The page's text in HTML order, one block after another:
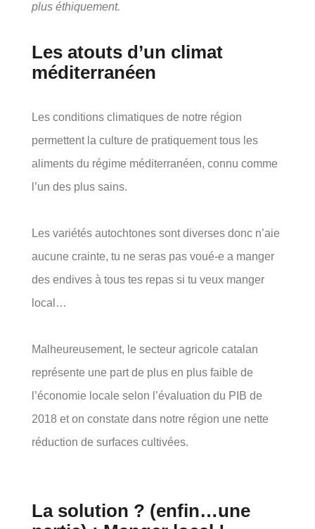
plus éthiquement.
Les atouts d’un climat
méditerranéen
Les conditions climatiques de notre région
permettent la culture de pratiquement tous les
aliments du régime méditerranéen, connu comme
l’un des plus sains.
Les variétés autochtones sont diverses donc n’aie
aucune crainte, tu ne seras pas voué-e a manger
des endives à tous tes repas si tu veux manger
local…
Malheureusement, le secteur agricole catalan
représente une part de plus en plus faible de
l’économie locale selon l’évaluation du PIB de
2018 et on constate dans notre région une nette
réduction de surfaces cultivées.
La solution ? (enfin…une